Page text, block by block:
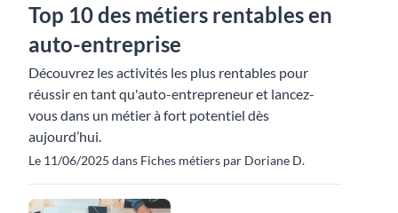
Top 10 des métiers rentables en
auto-entreprise
Découvrez les activités les plus rentables pour
réussir en tant qu'auto-entrepreneur et lancez-
vous dans un métier à fort potentiel dès
aujourd’hui.
Le 11/06/2025 dans Fiches métiers par Doriane D.